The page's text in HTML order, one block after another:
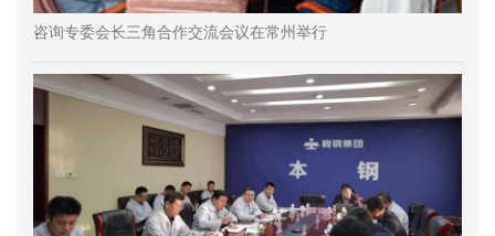
咨询专委会长三角合作交流会议在常州举行